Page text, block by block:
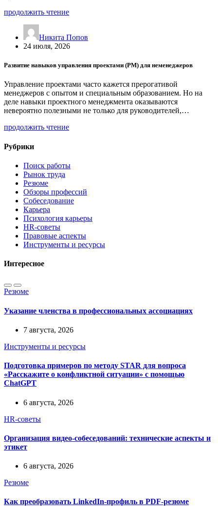
продолжить чтение
Никита Попов
24 июля, 2026
Развитие навыков управления проектами (PM) для неменеджеров
Управление проектами часто кажется прерогативой
менеджеров с опытом и специальным образованием. Но на
деле навыки проектного менеджмента оказываются
невероятно полезными не только для руководителей,…
продолжить чтение
Рубрики
Поиск работы
Рынок труда
Резюме
Обзоры профессий
Собеседование
Карьера
Психология карьеры
HR-советы
Правовые аспекты
Инструменты и ресурсы
Интересное
Резюме
Указание членства в профессиональных ассоциациях
7 августа, 2026
Инструменты и ресурсы
Подготовка примеров по методу STAR для вопроса
«Расскажите о конфликтной ситуации» с помощью
ChatGPT
6 августа, 2026
HR-советы
Организация видео-собеседований: технические аспекты и
этикет
6 августа, 2026
Резюме
Как преобразовать LinkedIn-профиль в PDF-резюме